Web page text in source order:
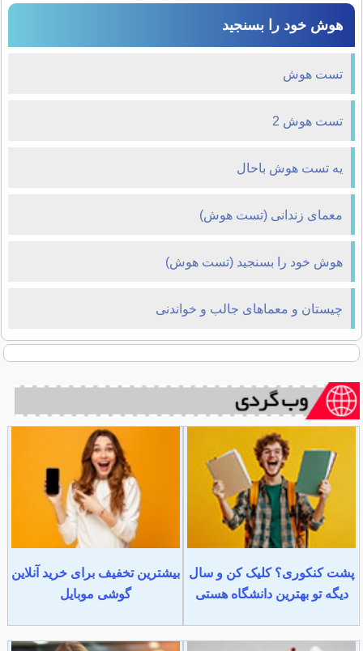
هوش خود را بسنجید
تست هوش
تست هوش 2
یه تست هوش باحال
معمای زندانی (تست هوش)
هوش خود را بسنجید (تست هوش)
چیستان و معماهای جالب و خواندنی
پشت کنکوری؟ کلیک کن و سال
دیگه تو بهترین دانشگاه هستی
بیشترین تخفیف برای خرید آنلاین
گوشی موبایل